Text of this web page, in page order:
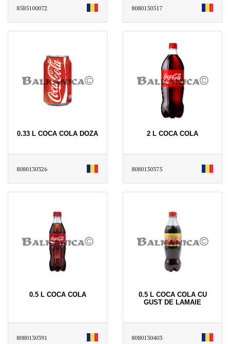
8585100072 8080130317
0.33 L COCA COLA DOZA
8080130326
2 L COCA COLA
8080130375
0.5 L COCA COLA
8080130391
0.5 L COCA COLA CU
GUST DE LAMAIE
8080130403